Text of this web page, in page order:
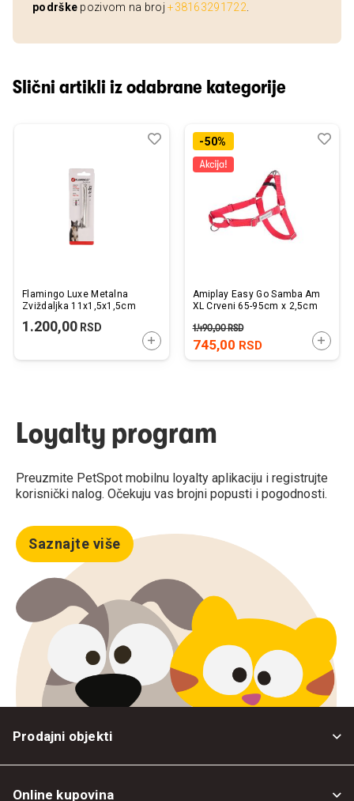
podrške pozivom na broj+38163291722
Slični artikli iz odabrane kategorije
Flamingo Luxe Metalna
Zviždaljka 11x1,5x1,5cm
1.200,00 RSD
DODAJTE U KORPU
Dodaj
Uporedi-50%
Amiplay Easy Go Samba Am
XL Crveni 65-95cm x 2,5cm
745,00 RSD
1.490,00RSD
Loyalty program
Preuzmite PetSpot mobilnu loyalty aplikaciju i registrujte
korisnički nalog. Očekuju vas brojni popusti i pogodnosti.
Saznajte više
Prodajni objekti
Online kupovina